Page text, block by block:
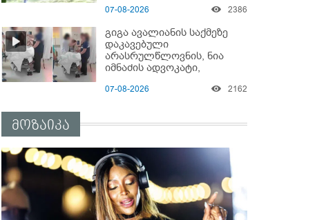
07-08-2026 2386
გიგა ავალიანის საქმეზე
დაკავებული
არასრულწლოვნის, ნია
იმნაძის ადვოკატი,
გადაღებულ კადრებს
07-08-2026 2162
მოზაიკა